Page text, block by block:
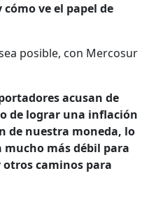
ve el papel de
posible, con Mercosur
acusan de
de lograr una inflación
de nuestra moneda, lo
mucho más débil para
caminos para